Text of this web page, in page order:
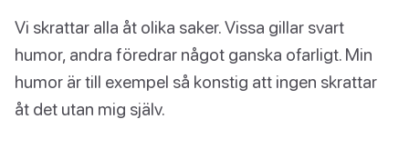
Vi skrattar alla åt olika saker. Vissa gillar svart
humor, andra föredrar något ganska ofarligt. Min
humor är till exempel så konstig att ingen skrattar
åt det utan mig själv.